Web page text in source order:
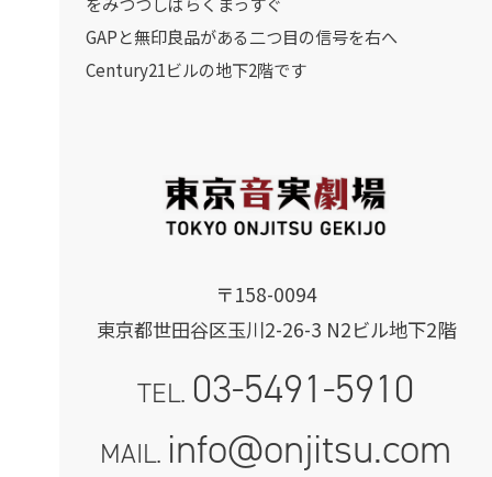
〒158-0094
東京都世田谷区玉川2-26-3 N2ビル地下2階
TEL. 03-5491-5910
MAIL. info@onjitsu.com
GAPと無印良品がある二つ目の信号を右へ
Century21ビルの地下2階です